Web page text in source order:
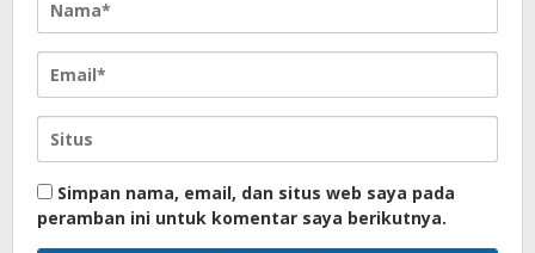
Simpan nama, email, dan situs web saya pada
peramban ini untuk komentar saya berikutnya.